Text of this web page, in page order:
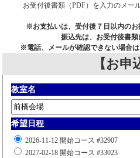
お受付後書類（PDF）を入力のメー
※お支払いは、受付後７日以内のお
振込先は、お受付後書類
※電話、メールが確認できない場合は
【お申
教室名
希望日程
2026-11-12 開始コース #32907
2027-02-18 開始コース #33023